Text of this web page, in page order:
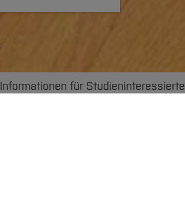
Informationen für Studieninteressierte